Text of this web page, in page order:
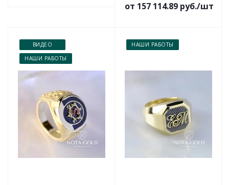
от 157 114.89 руб./шт
ВИДЕО
НАШИ РАБОТЫ
НАШИ РАБОТЫ